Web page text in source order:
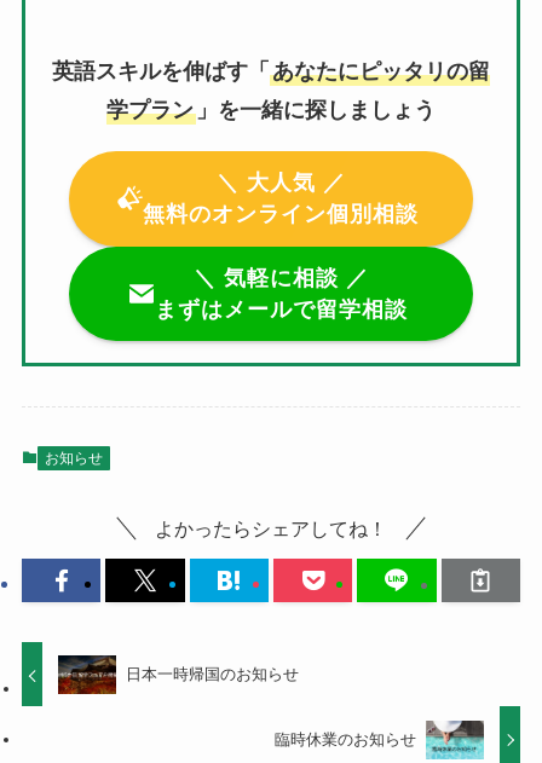
英語スキルを伸ばす「 あなたにピッタリの留
学プラン 」を一緒に探しましょう
＼ 大人気 ／
無料のオンライン個別相談
＼ 気軽に相談 ／
まずはメールで留学相談
お知らせ
よかったらシェアしてね！
日本一時帰国のお知らせ
臨時休業のお知らせ